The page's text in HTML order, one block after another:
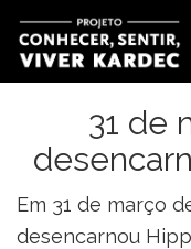
31 de
Em 31 de março
desencarnou